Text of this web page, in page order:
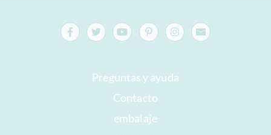
Preguntas y ayuda
Contacto
embalaje